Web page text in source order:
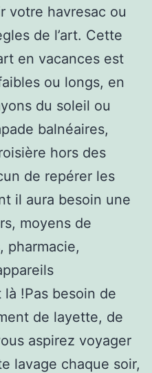
votre havresac ou
de l’art. Cette
en vacances est
ou longs, en
du soleil ou
balnéaires,
hors des
de repérer les
il aura besoin une
moyens de
pharmacie,
!Pas besoin de
de layette, de
aspirez voyager
lavage chaque soir,